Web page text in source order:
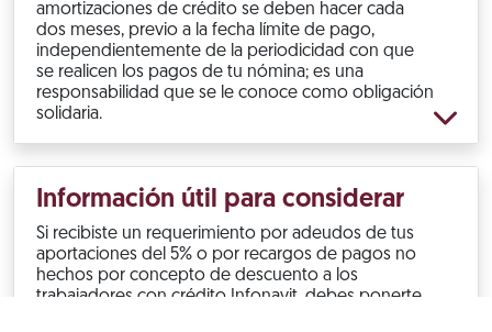
amortizaciones de crédito se deben hacer cada
dos meses, previo a la fecha límite de pago,
independientemente de la periodicidad con que
se realicen los pagos de tu nómina; es una
responsabilidad que se le conoce como obligación
solidaria.
Información útil para considerar
Si recibiste un requerimiento por adeudos de tus
aportaciones del 5% o por recargos de pagos no
hechos por concepto de descuento a los
trabajadores con crédito Infonavit, debes ponerte